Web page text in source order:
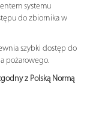
systemu
do zbiornika w
szybki dostęp do
pożarowego.
z Polską Normą